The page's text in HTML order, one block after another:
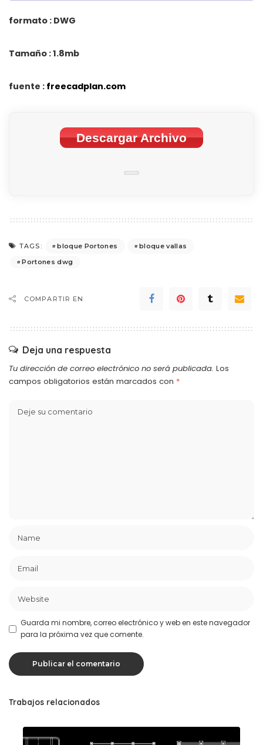
formato : DWG
Tamaño : 1.8mb
fuente : freecadplan.com
Descargar Archivo
TAGS: bloque Portones
bloque vallas
Portones dwg
COMPARTIR EN
Deja una respuesta
Tu dirección de correo electrónico no será publicada. Los
campos obligatorios están marcados con *
Guarda mi nombre, correo electrónico y web en este navegador
para la próxima vez que comente.
Trabajos relacionados